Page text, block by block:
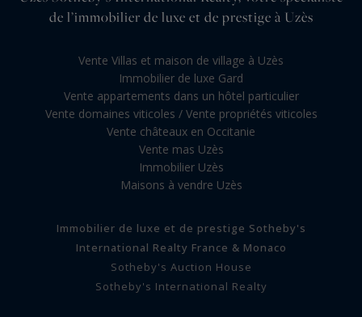
de l’immobilier de luxe et de prestige à Uzès
Vente Villas et maison de village à Uzès
Immobilier de luxe Gard
Vente appartements dans un hôtel particulier
Vente domaines viticoles / Vente propriétés viticoles
Vente châteaux en Occitanie
Vente mas Uzès
Immobilier Uzès
Maisons à vendre Uzès
Immobilier de luxe et de prestige Sotheby's
International Realty France & Monaco
Sotheby's Auction House
Sotheby's International Realty